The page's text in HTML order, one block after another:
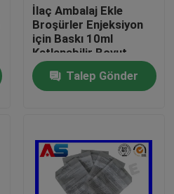
İlaç Ambalaj Ekle
Broşürler Enjeksiyon
için Baskı 10ml
Katlanabilir Boyut
45mm
Talep Gönder